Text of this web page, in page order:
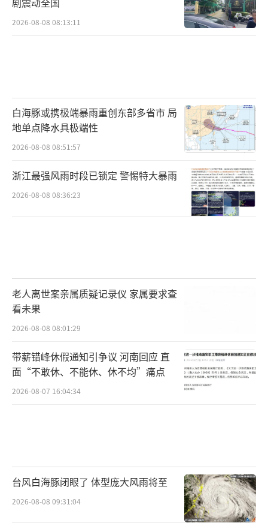
2026-08-08 08:13:11
白海豚或携极端暴雨重创东部多省市 局
地单点降水具极端性
2026-08-08 08:51:57
浙江最强风雨时段已锁定 警惕特大暴雨
2026-08-08 08:36:23
老人离世案亲属质疑记录仪 家属要求查
看未果
2026-08-08 08:01:29
带薪错峰休假通知引争议 河南回应 直
面“不敢休、不能休、休不均”痛点
2026-08-07 16:04:34
台风白海豚闭眼了 体型庞大风雨将至
2026-08-08 09:31:04